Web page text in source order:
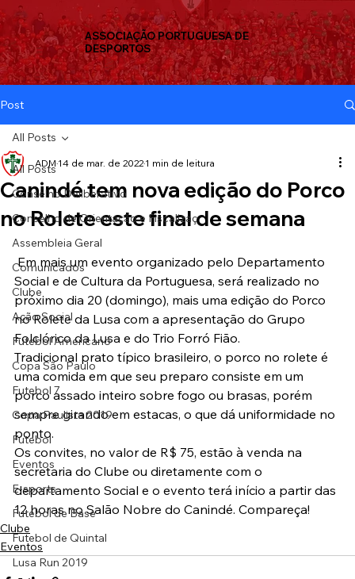
ASSOCIAÇÃO PORTUGUESA DE
DESPORTOS
Post
All Posts
Conselho Deliberativo
Conselho de Orientação e Fiscalizaç
Assembleia Geral
Comunicados
Clube
Ação Social
Futebol Americano
Copa São Paulo
Futebol 7
Copa Paulista 2019
Futebol
Eventos
E-sports
Futebol de Base
Futebol de Quintal
Lusa Run 2019
All Posts
Canindé tem nova edição do Porco
no Rolete este final de semana
ADM 14 de mar. de 2022 1 min de leitura
Em mais um evento organizado pelo Departamento
Social e de Cultura da Portuguesa, será realizado no
próximo dia 20 (domingo), mais uma edição do Porco
no Rolete da Lusa com a apresentação do Grupo
Folclórico da Lusa e do Trio Forró Fião.
Tradicional prato típico brasileiro, o porco no rolete é
uma comida em que seu preparo consiste em um
porco assado inteiro sobre fogo ou brasas, porém
sempre girando em estacas, o que dá uniformidade no
ponto.
Os convites, no valor de R$ 75, estão à venda na
secretaria do Clube ou diretamente com o
departamento Social e o evento terá início a partir das
12 horas no Salão Nobre do Canindé. Compareça!
Clube
Eventos